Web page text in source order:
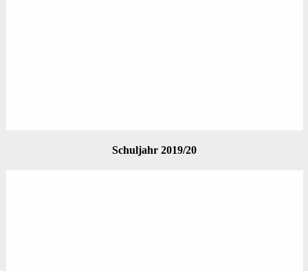
Schuljahr 2019/20